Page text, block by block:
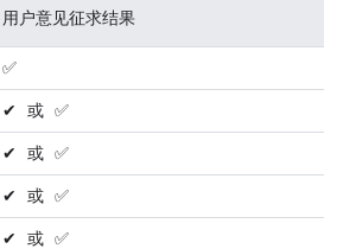
用户意见征求结果
✅
✔ 或 ✅
✔ 或 ✅
✔ 或 ✅
✔ 或 ✅